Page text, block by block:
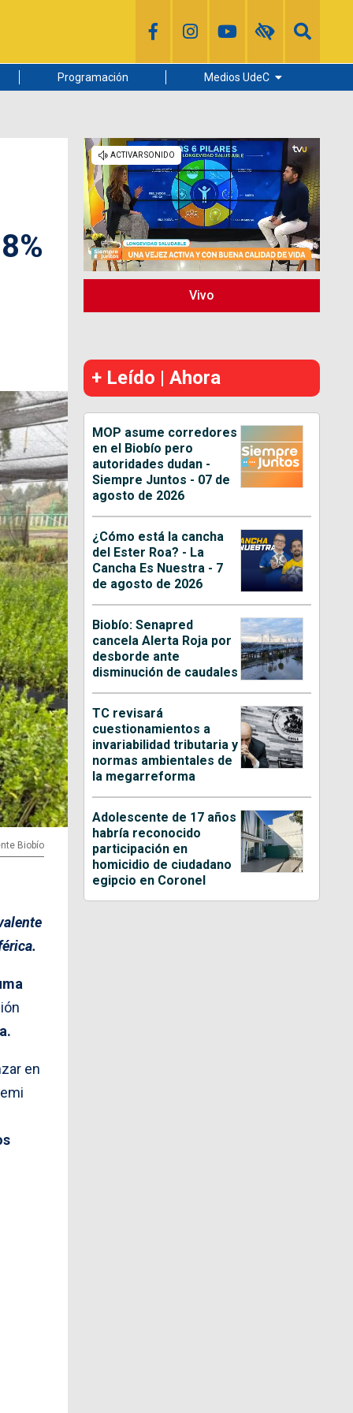
Programación Medios UdeC
Radio UdeC
Noticias UdeC
La Discusión
Biobío
en
Vivo
+ Leído | Ahora
MOP asume corredores
en el Biobío pero
autoridades dudan -
Siempre Juntos - 07 de
agosto de 2026
¿Cómo está la cancha
del Ester Roa? - La
Cancha Es Nuestra - 7
de agosto de 2026
Biobío: Senapred
cancela Alerta Roja por
desborde ante
disminución de caudales
TC revisará
cuestionamientos a
invariabilidad tributaria y
normas ambientales de
la megarreforma
Adolescente de 17 años
habría reconocido
participación en
homicidio de ciudadano
egipcio en Coronel